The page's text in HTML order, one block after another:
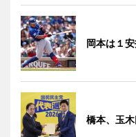
岡本は１
橋本、玉